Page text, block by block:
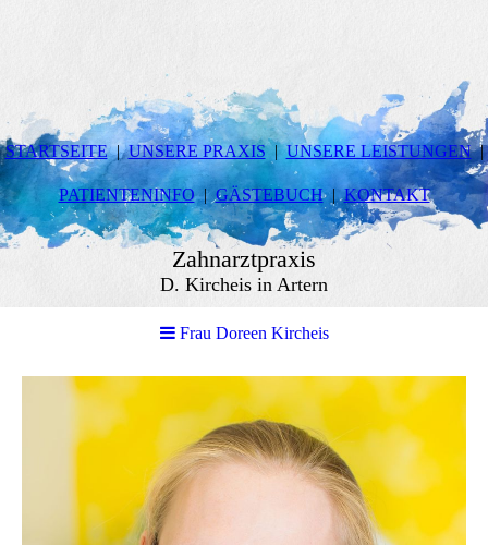
STARTSEITE UNSERE PRAXIS UNSERE LEISTUNGEN
PATIENTENINFO GÄSTEBUCH KONTAKT
Zahnarztpraxis
D. Kircheis in Artern
Frau Doreen Kircheis